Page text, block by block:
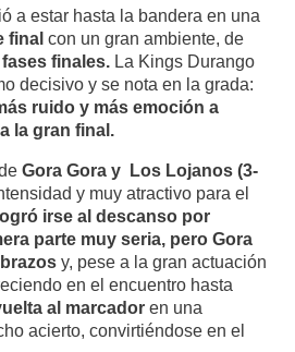
a estar hasta la bandera en una
final con un gran ambiente, de
finales. La Kings Durango
decisivo y se nota en la grada:
ruido y más emoción a
la gran final.
Gora Gora y Los Lojanos (3-
y muy atractivo para el
irse al descanso por
parte muy seria, pero Gora
y, pese a la gran actuación
en el encuentro hasta
al marcador en una
acierto, convirtiéndose en el